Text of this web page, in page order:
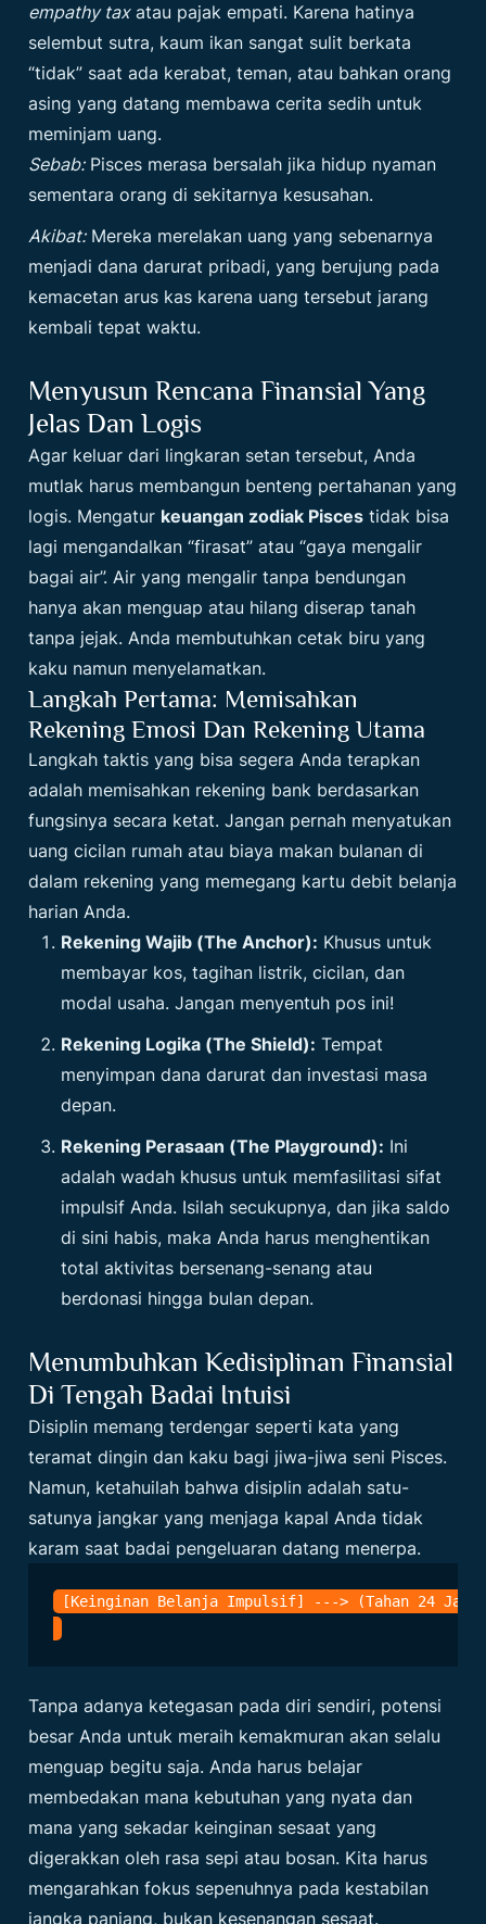
empathy taxatau pajak empati. Karena hatinya
selembut sutra, kaum ikan sangat sulit berkata
“tidak” saat ada kerabat, teman, atau bahkan orang
asing yang datang membawa cerita sedih untuk
meminjam uang.
Sebab:Pisces merasa bersalah jika hidup nyaman
sementara orang di sekitarnya kesusahan.
Akibat:Mereka merelakan uang yang sebenarnya
menjadi dana darurat pribadi, yang berujung pada
kemacetan arus kas karena uang tersebut jarang
kembali tepat waktu.
Menyusun Rencana Finansial Yang
Jelas Dan Logis
Agar keluar dari lingkaran setan tersebut, Anda
mutlak harus membangun benteng pertahanan yang
logis. Mengatur keuangan zodiak Pisces tidak bisa
lagi mengandalkan “firasat” atau “gaya mengalir
bagai air”. Air yang mengalir tanpa bendungan
hanya akan menguap atau hilang diserap tanah
tanpa jejak. Anda membutuhkan cetak biru yang
kaku namun menyelamatkan.
Langkah Pertama: Memisahkan
Rekening Emosi Dan Rekening Utama
Langkah taktis yang bisa segera Anda terapkan
adalah memisahkan rekening bank berdasarkan
fungsinya secara ketat. Jangan pernah menyatukan
uang cicilan rumah atau biaya makan bulanan di
dalam rekening yang memegang kartu debit belanja
harian Anda.
Rekening Wajib (The Anchor): Khusus untuk
membayar kos, tagihan listrik, cicilan, dan
modal usaha. Jangan menyentuh pos ini!
Rekening Logika (The Shield): Tempat
menyimpan dana darurat dan investasi masa
depan.
Rekening Perasaan (The Playground): Ini
adalah wadah khusus untuk memfasilitasi sifat
impulsif Anda. Isilah secukupnya, dan jika saldo
di sini habis, maka Anda harus menghentikan
total aktivitas bersenang-senang atau
berdonasi hingga bulan depan.
Menumbuhkan Kedisiplinan Finansial
Di Tengah Badai Intuisi
Disiplin memang terdengar seperti kata yang
teramat dingin dan kaku bagi jiwa-jiwa seni Pisces.
Namun, ketahuilah bahwa disiplin adalah satu-
satunya jangkar yang menjaga kapal Anda tidak
karam saat badai pengeluaran datang menerpa.
Tanpa adanya ketegasan pada diri sendiri, potensi
besar Anda untuk meraih kemakmuran akan selalu
menguap begitu saja. Anda harus belajar
membedakan mana kebutuhan yang nyata dan
mana yang sekadar keinginan sesaat yang
digerakkan oleh rasa sepi atau bosan. Kita harus
mengarahkan fokus sepenuhnya pada kestabilan
jangka panjang, bukan kesenangan sesaat.